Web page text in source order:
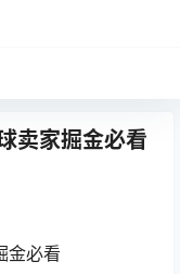
卖家掘金必看
金必看